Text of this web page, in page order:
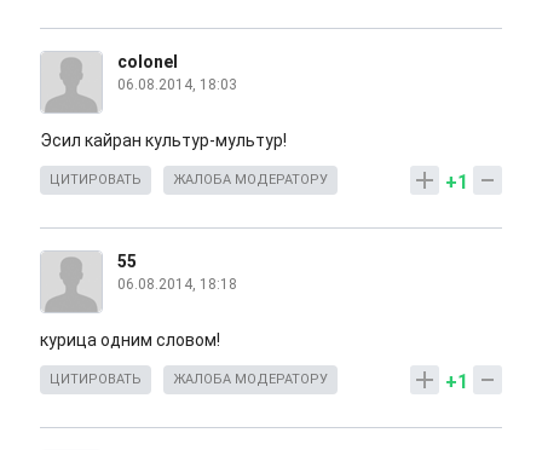
colonel
06.08.2014, 18:03
Эсил кайран культур-мультур!
+1
ЦИТИРОВАТЬ ЖАЛОБА МОДЕРАТОРУ
55
06.08.2014, 18:18
курица одним словом!
+1
ЦИТИРОВАТЬ ЖАЛОБА МОДЕРАТОРУ